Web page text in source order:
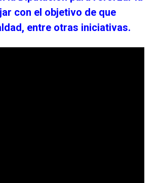
con el objetivo de que
entre otras iniciativas.